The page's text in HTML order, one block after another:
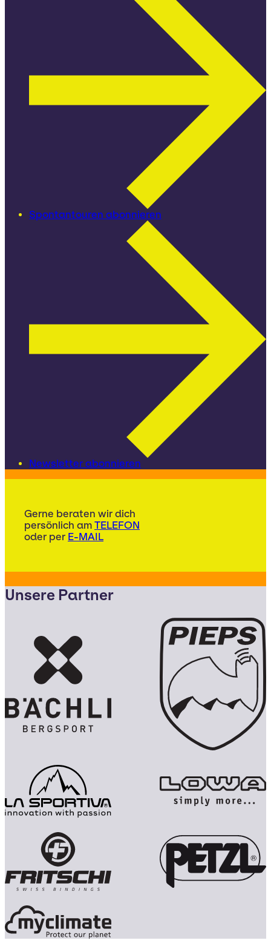
Spontantouren abonnieren
Newsletter abonnieren
Gerne beraten wir dich
persönlich am TELEFON
oder per E-MAIL
Unsere Partner